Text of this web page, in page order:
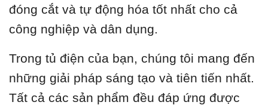
đóng cắt và tự động hóa tốt nhất cho cả
công nghiệp và dân dụng.
Trong tủ điện của bạn, chúng tôi mang đến
những giải pháp sáng tạo và tiên tiến nhất.
Tất cả các sản phẩm đều đáp ứng được